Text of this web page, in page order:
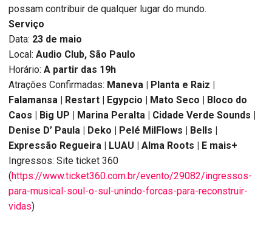
possam contribuir de qualquer lugar do mundo.
Serviço
Data: 23 de maio
Local: Audio Club, São Paulo
Horário: A partir das 19h
Atrações Confirmadas: Maneva | Planta e Raiz |
Falamansa | Restart | Egypcio | Mato Seco | Bloco do
Caos | Big UP | Marina Peralta | Cidade Verde Sounds |
Denise D’ Paula | Deko | Pelé MilFlows | Bells |
Expressão Regueira | LUAU | Alma Roots | E mais+
Ingressos: Site ticket 360
(https://www.ticket360.com.br/evento/29082/ingressos-
para-musical-soul-o-sul-unindo-forcas-para-reconstruir-
vidas)